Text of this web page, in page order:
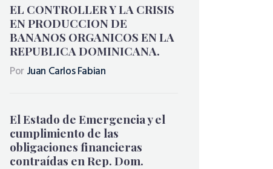
EL CONTROLLER Y LA CRISIS
EN PRODUCCION DE
BANANOS ORGANICOS EN LA
REPUBLICA DOMINICANA.
PorJuan Carlos Fabian
El Estado de Emergencia y el
cumplimiento de las
obligaciones financieras
contraídas en Rep. Dom.